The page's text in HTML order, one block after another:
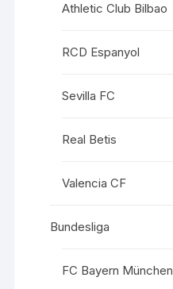
Athletic Club Bilbao
RCD Espanyol
Sevilla FC
Real Betis
Valencia CF
Bundesliga
FC Bayern München